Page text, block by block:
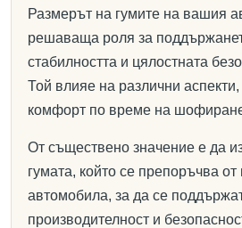
Размерът на гумите на вашия
решаваща роля за
стабилността и цялостната
Той влияе на различни
комфорт по време на
От съществено значение е да
гумата, който се препоръчва
автомобила, за да се
производителност и